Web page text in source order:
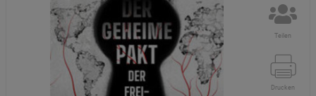
Teilen
Drucken